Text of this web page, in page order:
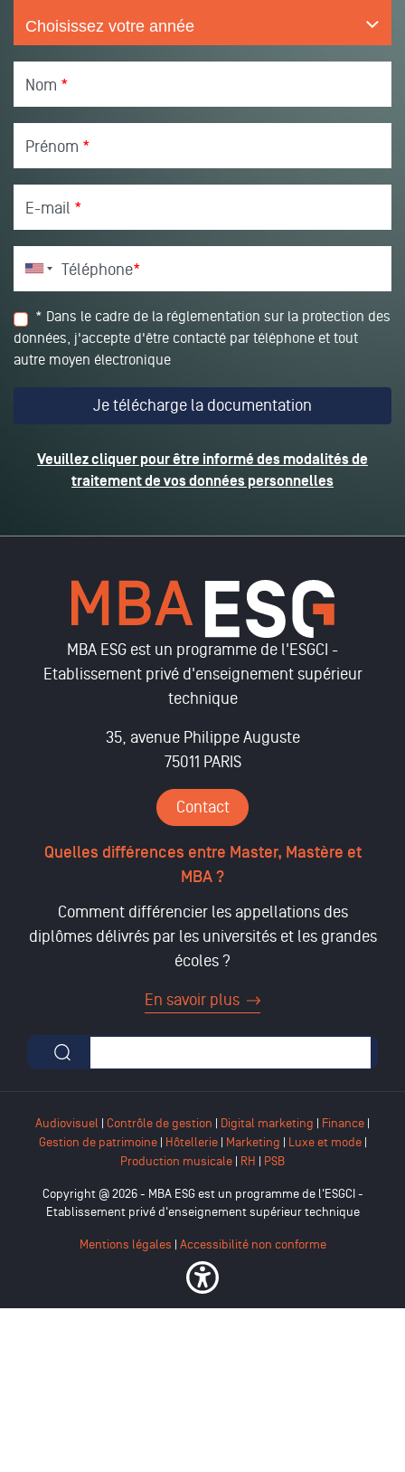
Nom *
Prénom *
E-mail *
Téléphone*
* Dans le cadre de la réglementation sur la protection des
données, j'accepte d'être contacté par téléphone et tout
autre moyen électronique
Veuillez cliquer pour être informé des modalités de
traitement de vos données personnelles
MBA ESG est un programme de l'ESGCI -
Etablissement privé d'enseignement supérieur
technique
35, avenue Philippe Auguste
75011 PARIS
Contact
Quelles différences entre Master, Mastère et
MBA ?
Comment différencier les appellations des
diplômes délivrés par les universités et les grandes
écoles ?
En savoir plus
Formulaire de recherche
Audiovisuel | Contrôle de gestion | Digital marketing | Finance |
Gestion de patrimoine| Hôtellerie| Marketing | Luxe et mode|
Production musicale | RH | PSB
Copyright @ 2026 - MBA ESG est un programme de l'ESGCI -
Etablissement privé d'enseignement supérieur technique
Mentions légales Accessibilité non conforme